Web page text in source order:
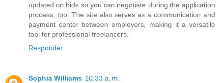
updated on bids so you can negotiate during the application
process, too. The site also serves as a communication and
payment center between employers, making it a versatile
tool for professional freelancers.
Responder
Sophia Williams 10:33 a. m.